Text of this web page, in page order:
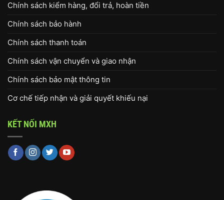
Chính sách kiểm hàng, đổi trả, hoàn tiền
Chính sách bảo hành
Chính sách thanh toán
Chính sách vận chuyển và giao nhận
Chính sách bảo mật thông tin
Cơ chế tiếp nhận và giải quyết khiếu nại
KẾT NỐI MXH